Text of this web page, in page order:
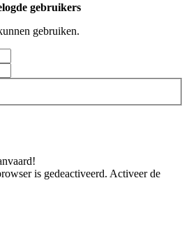
gebruikers
gebruiken.
is gedeactiveerd. Activeer de